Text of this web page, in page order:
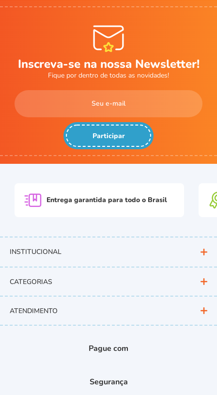
Inscreva-se na nossa Newsletter!
Fique por dentro de todas as novidades!
Participar
Entrega garantida para todo o Brasil
INSTITUCIONAL
CATEGORIAS
ATENDIMENTO
Pague com
Segurança